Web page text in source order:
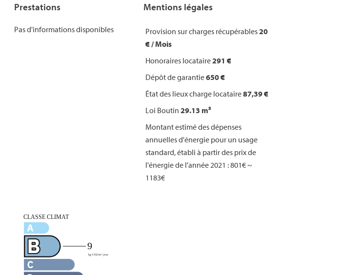
Prestations
Pas d'informations disponibles
Mentions légales
Provision sur charges récupérables20
€ / Mois
Honoraires locataire291 €
Dépôt de garantie650 €
État des lieux charge locataire87,39 €
Loi Boutin 29.13 m²
Montant estimé des dépenses
annuelles d'énergie pour un usage
standard, établi à partir des prix de
l'énergie de l'année 2021 : 801€ ~
1183€